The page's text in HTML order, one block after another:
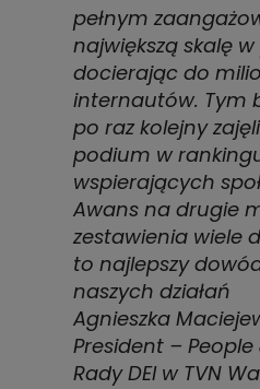
pełnym
największą skalę
docierając do
internautów. Tym
po raz kolejny
podium w
wspierających
Awans na drugie
zestawienia wiele
to najlepszy
naszych działań
Agnieszka
President –
Rady DEI w TVN